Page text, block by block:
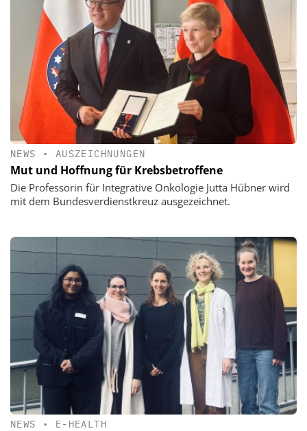
NEWS • AUSZEICHNUNGEN
Mut und Hoffnung für Krebsbetroffene
Die Professorin für Integrative Onkologie Jutta Hübner wird
mit dem Bundesverdienstkreuz ausgezeichnet.
NEWS • E-HEALTH